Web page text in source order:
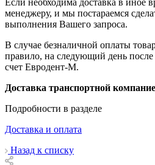
Если необходима доставка в иное
менеджеру, и мы постараемся
выполнения Вашего запроса.
В случае безналичной оплаты
правило, на следующий день после
счет Евродент-М.
Доставка транспортной
Подробности в разделе
Доставка и оплата
Назад к списку